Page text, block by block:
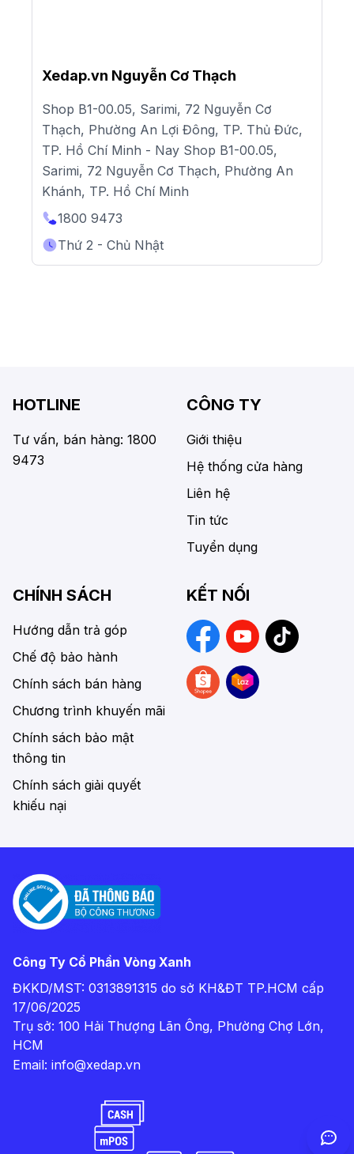
Xedap.vn Nguyễn Cơ Thạch
Shop B1-00.05, Sarimi, 72 Nguyễn Cơ
Thạch, Phường An Lợi Đông, TP. Thủ Đức,
TP. Hồ Chí Minh - Nay Shop B1-00.05,
Sarimi, 72 Nguyễn Cơ Thạch, Phường An
Khánh, TP. Hồ Chí Minh
1800 9473
Thứ 2 - Chủ Nhật
HOTLINE
Tư vấn, bán hàng: 1800
9473
CÔNG TY
Giới thiệu
Hệ thống cửa hàng
Liên hệ
Tin tức
Tuyển dụng
CHÍNH SÁCH
Hướng dẫn trả góp
Chế độ bảo hành
Chính sách bán hàng
Chương trình khuyến mãi
Chính sách bảo mật
thông tin
Chính sách giải quyết
khiếu nại
KẾT NỐI
Công Ty Cổ Phần Vòng Xanh
ĐKKD/MST: 0313891315 do sở KH&ĐT TP.HCM cấp
17/06/2025
Trụ sở: 100 Hải Thượng Lãn Ông, Phường Chợ Lớn,
HCM
Email: info@xedap.vn